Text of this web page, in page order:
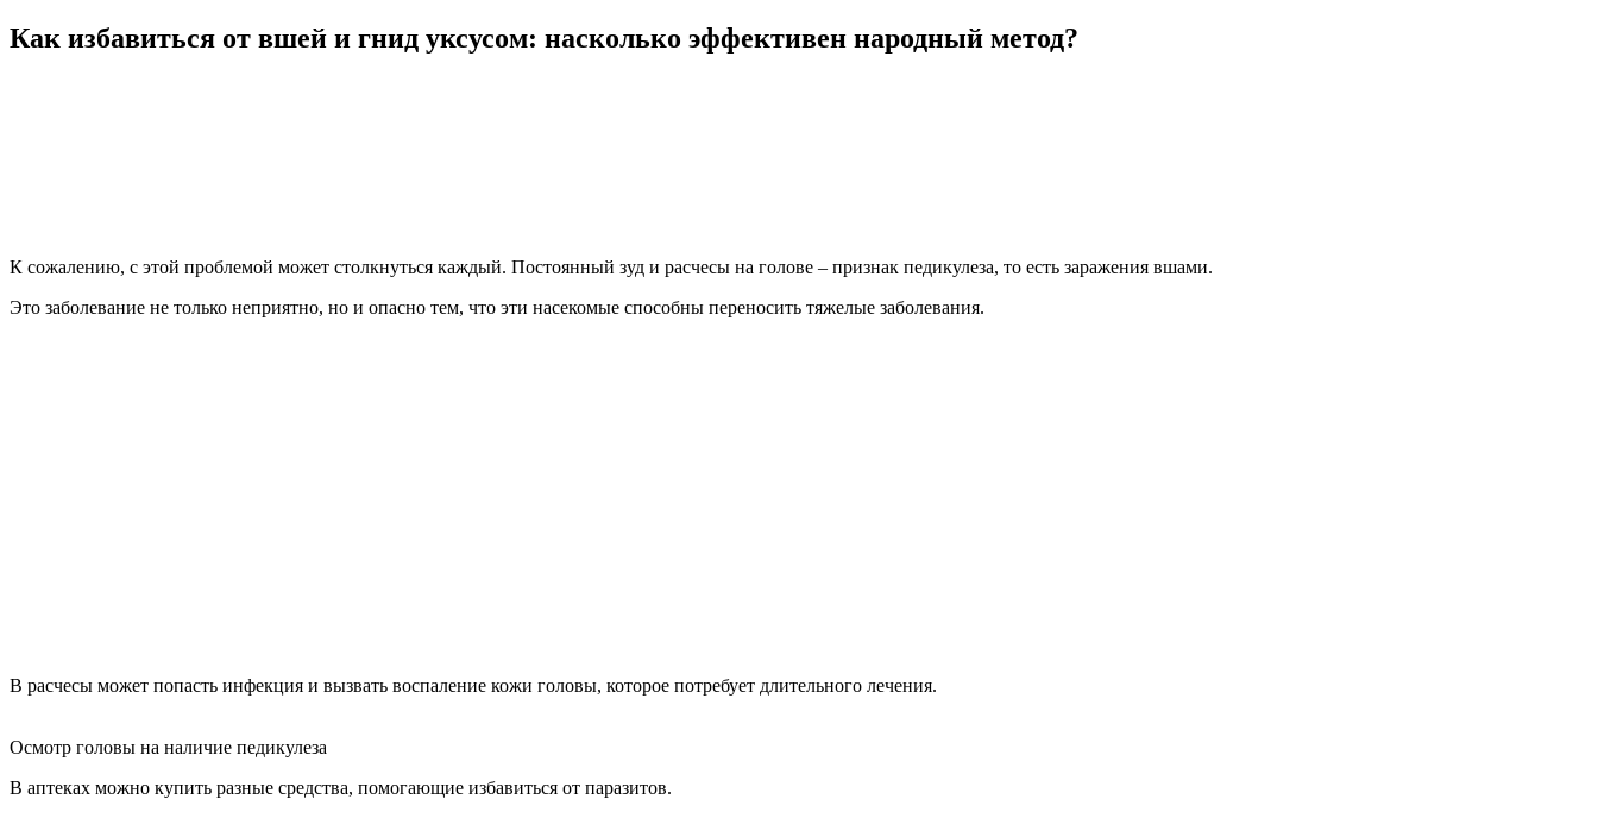
Как избавиться от вшей и гнид уксусом: насколько эффективен народный метод?
К сожалению, с этой проблемой может столкнуться каждый. Постоянный зуд и расчесы на голове – признак педикулеза, то есть заражения вшами.
Это заболевание не только неприятно, но и опасно тем, что эти насекомые способны переносить тяжелые заболевания.
В расчесы может попасть инфекция и вызвать воспаление кожи головы, которое потребует длительного лечения.
Осмотр головы на наличие педикулеза
В аптеках можно купить разные средства, помогающие избавиться от паразитов.